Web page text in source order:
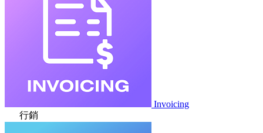
Invoicing
行銷